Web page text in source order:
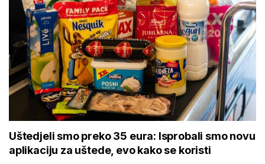
Uštedjeli smo preko 35 eura: Isprobali smo novu
aplikaciju za uštede, evo kako se koristi